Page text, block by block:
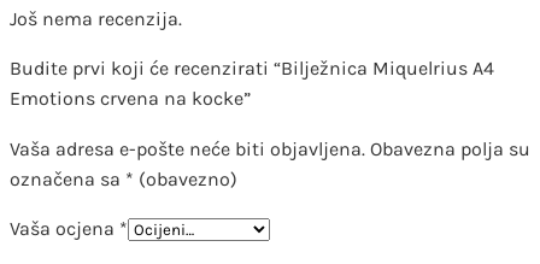
Još nema recenzija.
Budite prvi koji će recenzirati “Bilježnica Miquelrius A4
Emotions crvena na kocke”
Vaša adresa e-pošte neće biti objavljena. Obavezna polja su
označena sa * (obavezno)
Vaša ocjena *